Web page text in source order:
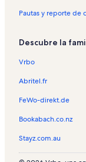
Pautas y reporte de
Descubre la
Vrbo
Abritel.fr
FeWo-direkt.de
Bookabach.co.nz
Stayz.com.au